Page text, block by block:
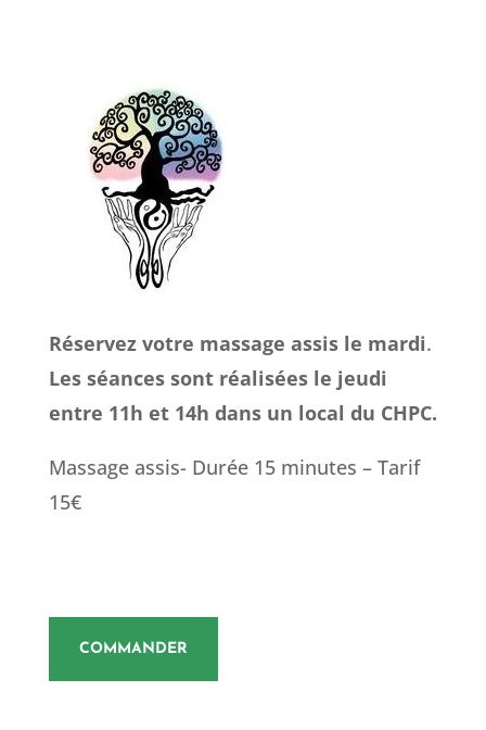
Réservez votre massage assis le mardi.
Les séances sont réalisées le jeudi
entre 11h et 14h dans un local du CHPC.
Massage assis- Durée 15 minutes – Tarif
15€
COMMANDER